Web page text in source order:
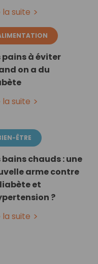
la suite
pains à éviter
on a du
la suite
ÊTRE
bains chauds : une
arme contre
et
?
la suite